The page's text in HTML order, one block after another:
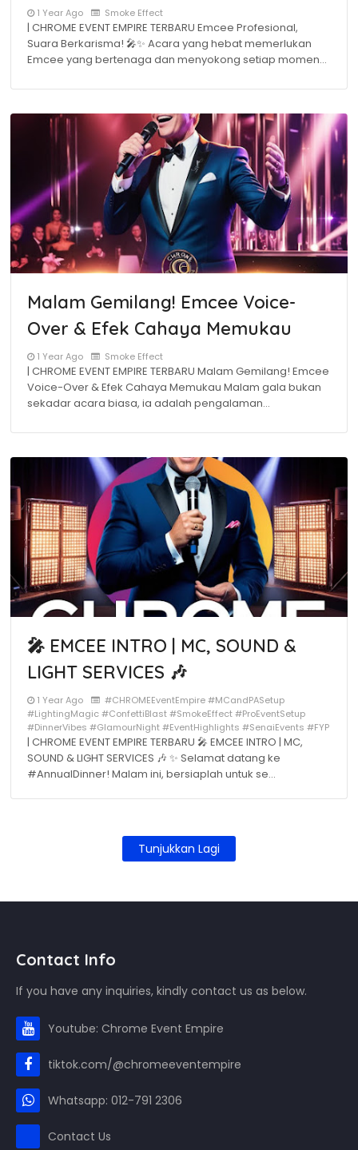
1 Year Ago Smoke Effect
| CHROME EVENT EMPIRE TERBARU Emcee Profesional,
Suara Berkarisma! 🎤✨ Acara yang hebat memerlukan
Emcee yang bertenaga dan menyokong setiap momen…
Malam Gemilang! Emcee Voice-
Over & Efek Cahaya Memukau
1 Year Ago Smoke Effect
| CHROME EVENT EMPIRE TERBARU Malam Gemilang! Emcee
Voice-Over & Efek Cahaya Memukau Malam gala bukan
sekadar acara biasa, ia adalah pengalaman…
🎤 EMCEE INTRO | MC, SOUND &
LIGHT SERVICES 🎶
1 Year Ago
#CHROMEEventEmpire #MCandPASetup
#LightingMagic #ConfettiBlast #SmokeEffect #ProEventSetup
#DinnerVibes #GlamourNight #EventHighlights #SenaiEvents #FYP
| CHROME EVENT EMPIRE TERBARU 🎤 EMCEE INTRO | MC,
SOUND & LIGHT SERVICES 🎶 ✨ Selamat datang ke
#AnnualDinner! Malam ini, bersiaplah untuk se…
Tunjukkan Lagi
Contact Info
If you have any inquiries, kindly contact us as below.
Youtube: Chrome Event Empire
tiktok.com/@chromeeventempire
Whatsapp: 012-791 2306
Contact Us